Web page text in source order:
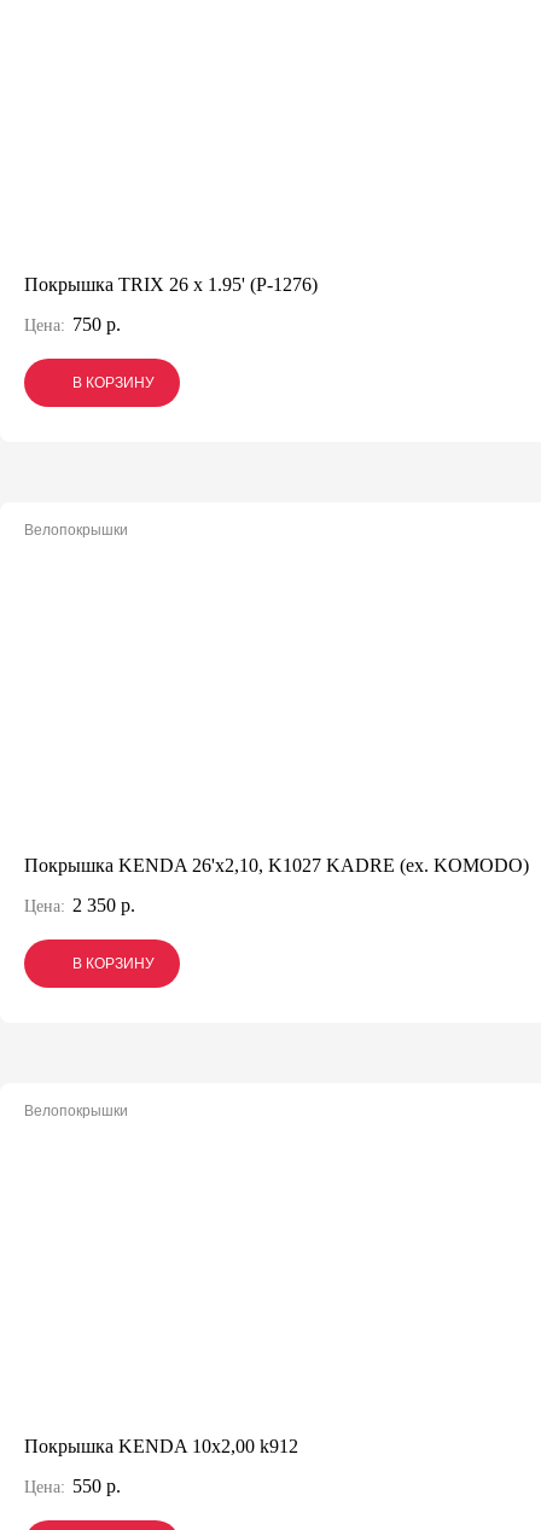
Покрышка TRIX 26 x 1.95' (P-1276)
Цена: 750 р.
В КОРЗИНУ
В КОРЗИНУ
В КОРЗИНУ
Велопокрышки
Покрышка KENDA 26'х2,10, K1027 KADRE (ex. KOMODO)
Цена: 2 350 р.
В КОРЗИНУ
В КОРЗИНУ
В КОРЗИНУ
Велопокрышки
Покрышка KENDA 10х2,00 k912
Цена: 550 р.